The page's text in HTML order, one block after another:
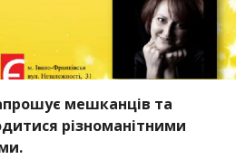
мешканців та
різноманітними